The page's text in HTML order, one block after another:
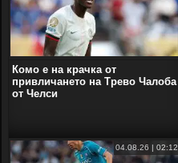
Комо е на крачка от
привличането на Трево Чалоба
от Челси
04.08.26 | 02:12